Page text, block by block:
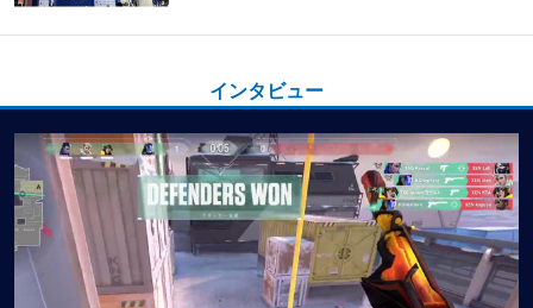
インタビュー